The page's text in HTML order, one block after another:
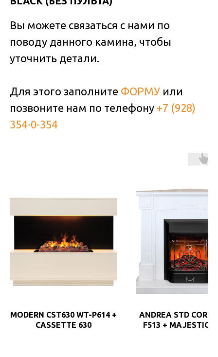
Вы можете связаться с нами по
поводу данного камина, чтобы
уточнить детали.
Для этого заполните ФОРМУ или
позвоните нам по телефону +7 (928)
354-0-354
MODERN CST630 WT-P614 +
CASSETTE 630
ANDREA STD
F513 + MAJESTIC